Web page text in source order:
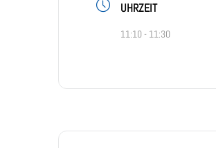
UHRZEIT
11:10 - 11:30